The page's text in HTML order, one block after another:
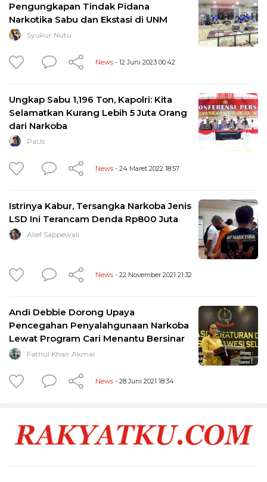
Pengungkapan Tindak Pidana
Narkotika Sabu dan Ekstasi di UNM
Syukur Nutu
News - 12 Juni 2023 00:42
Ungkap Sabu 1,196 Ton, Kapolri: Kita
Selamatkan Kurang Lebih 5 Juta Orang
dari Narkoba
PaUs
News - 24 Maret 2022 18:57
Istrinya Kabur, Tersangka Narkoba Jenis
LSD Ini Terancam Denda Rp800 Juta
Alief Sappewali
News - 22 November 2021 21:32
Andi Debbie Dorong Upaya
Pencegahan Penyalahgunaan Narkoba
Lewat Program Cari Menantu Bersinar
Fathul Khair Akmal
News - 28 Juni 2021 18:34